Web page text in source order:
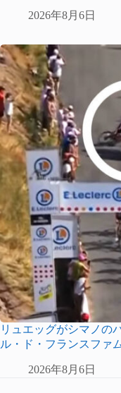
2026年8月6日
リュエッグがシマノの
ル・ド・フランスファ
2026年8月6日